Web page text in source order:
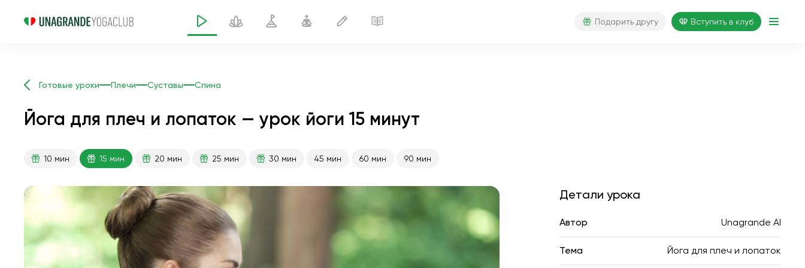
Подарить другу Вступить в клуб
Готовые уроки Плечи Суставы Спина
Йога для плеч и лопаток — урок йоги 15 минут
10 мин 15 мин 20 мин 25 мин 30 мин 45 мин 60 мин 90 мин
Детали урока
Автор Unagrande AI
Тема Йога для плеч и лопаток